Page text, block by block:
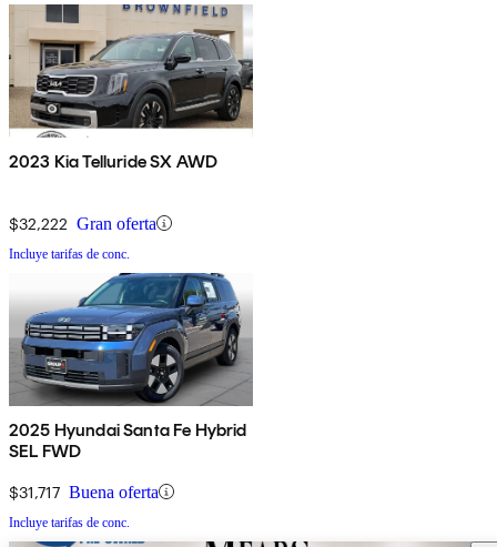
2023 Kia Telluride SX AWD
$32,222 Gran oferta
Incluye tarifas de conc.
2025 Hyundai Santa Fe Hybrid
SEL FWD
$31,717 Buena oferta
Incluye tarifas de conc.